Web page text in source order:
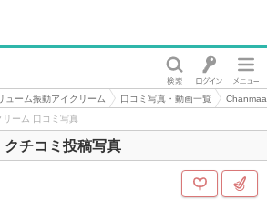
ューム振動アイクリーム 口コミ写真・動画一覧
ーム 口コミ写真
クチコミ投稿写真